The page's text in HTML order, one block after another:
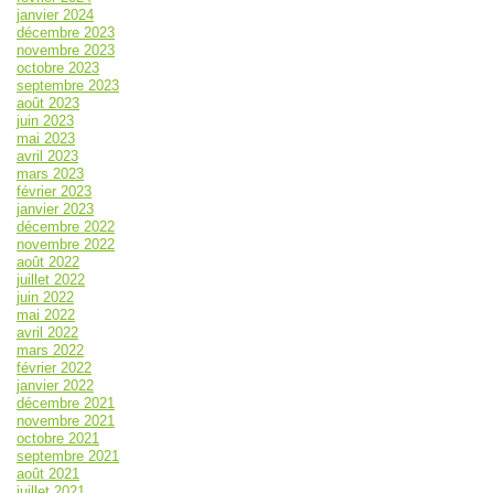
janvier 2024
décembre 2023
novembre 2023
octobre 2023
septembre 2023
août 2023
juin 2023
mai 2023
avril 2023
mars 2023
février 2023
janvier 2023
décembre 2022
novembre 2022
août 2022
juillet 2022
juin 2022
mai 2022
avril 2022
mars 2022
février 2022
janvier 2022
décembre 2021
novembre 2021
octobre 2021
septembre 2021
août 2021